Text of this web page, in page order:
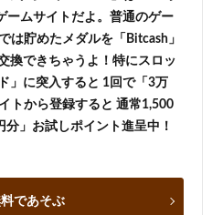
ームサイトだよ。普通のゲー
は貯めたメダルを「Bitcash」
換できちゃうよ！特にスロッ
」に突入すると 1回で「3万
トから登録すると 通常1,500
分」お試しポイント進呈中！
であそぶ